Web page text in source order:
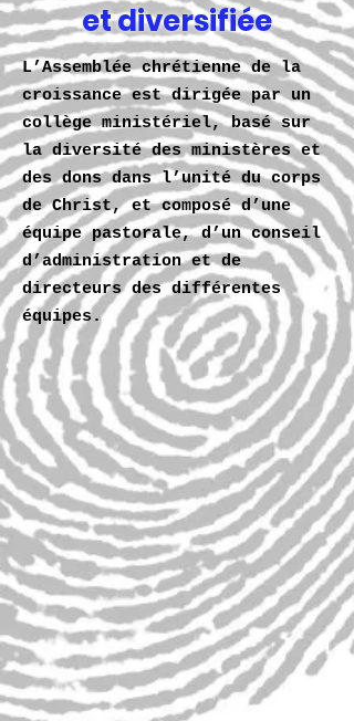
et diversifiée
L’Assemblée chrétienne de la
croissance est dirigée par un
collège ministériel, basé sur
la diversité des ministères et
des dons dans l’unité du corps
de Christ, et composé d’une
équipe pastorale, d’un conseil
d’administration et de
directeurs des différentes
équipes.